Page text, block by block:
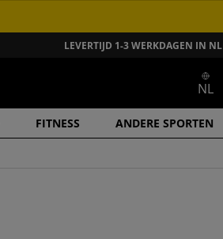
LEVERTIJD 1-3 WERKDAGEN IN NL
FITNESS ANDERE SPORTEN
NL